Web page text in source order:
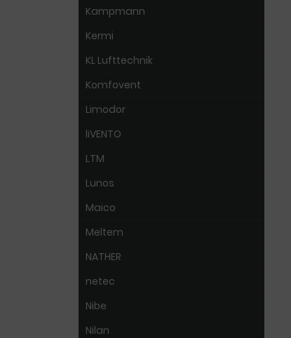
Kampmann
Kermi
KL Lufttechnik
Komfovent
Limodor
liVENTO
LTM
Lunos
Maico
Meltem
NATHER
netec
Nibe
Nilan